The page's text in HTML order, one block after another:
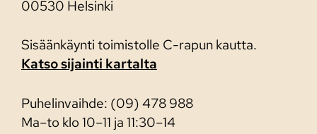
00530 Helsinki
Sisäänkäynti toimistolle C-rapun kautta.
Katso sijainti kartalta
Puhelinvaihde: (09) 478 988
Ma–to klo 10–11 ja 11:30–14